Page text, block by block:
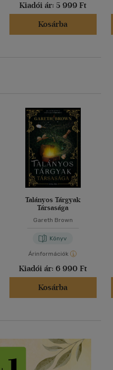
Kiadói ár: 5 999 Ft
Kosárba
Talányos Tárgyak
Társasága
Gareth Brown
Könyv
Árinformációk
Kiadói ár: 6 990 Ft
Kosárba